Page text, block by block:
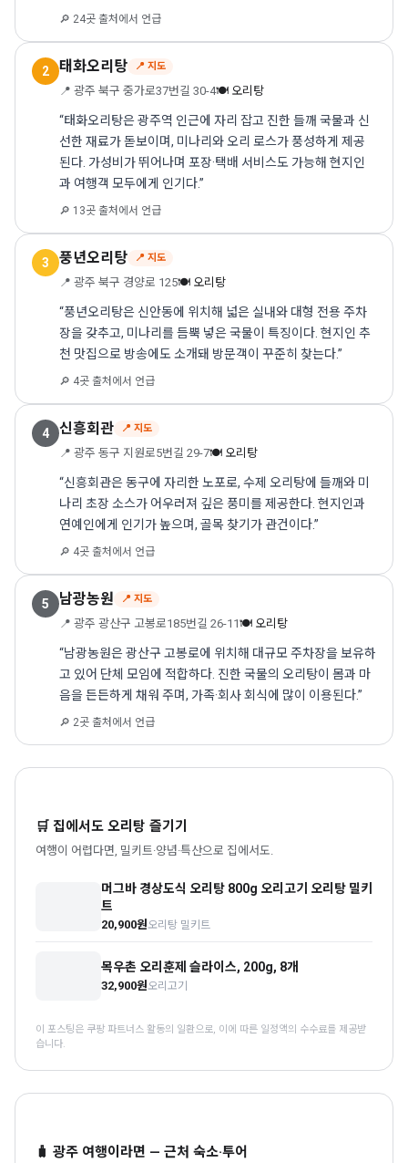
🔎 24곳 출처에서 언급
2 태화오리탕 📍 지도
📍 광주 북구 중가로37번길 30-4🍽 오리탕
“태화오리탕은 광주역 인근에 자리 잡고 진한 들깨 국물과 신
선한 재료가 돋보이며, 미나리와 오리 로스가 풍성하게 제공
된다. 가성비가 뛰어나며 포장·택배 서비스도 가능해 현지인
과 여행객 모두에게 인기다.”
🔎 13곳 출처에서 언급
3 풍년오리탕 📍 지도
📍 광주 북구 경양로 125🍽 오리탕
“풍년오리탕은 신안동에 위치해 넓은 실내와 대형 전용 주차
장을 갖추고, 미나리를 듬뿍 넣은 국물이 특징이다. 현지인 추
천 맛집으로 방송에도 소개돼 방문객이 꾸준히 찾는다.”
🔎 4곳 출처에서 언급
4 신흥회관 📍 지도
📍 광주 동구 지원로5번길 29-7🍽 오리탕
“신흥회관은 동구에 자리한 노포로, 수제 오리탕에 들깨와 미
나리 초장 소스가 어우러져 깊은 풍미를 제공한다. 현지인과
연예인에게 인기가 높으며, 골목 찾기가 관건이다.”
🔎 4곳 출처에서 언급
5 남광농원 📍 지도
📍 광주 광산구 고봉로185번길 26-11🍽 오리탕
“남광농원은 광산구 고봉로에 위치해 대규모 주차장을 보유하
고 있어 단체 모임에 적합하다. 진한 국물의 오리탕이 몸과 마
음을 든든하게 채워 주며, 가족·회사 회식에 많이 이용된다.”
🔎 2곳 출처에서 언급
🛒 집에서도 오리탕 즐기기
여행이 어렵다면, 밀키트·양념·특산으로 집에서도.
머그바 경상도식 오리탕 800g 오리고기 오리탕 밀키
트
20,900원오리탕 밀키트
목우촌 오리훈제 슬라이스, 200g, 8개
32,900원오리고기
이 포스팅은 쿠팡 파트너스 활동의 일환으로, 이에 따른 일정액의 수수료를 제공받
습니다.
🧳 광주 여행이라면 — 근처 숙소·투어